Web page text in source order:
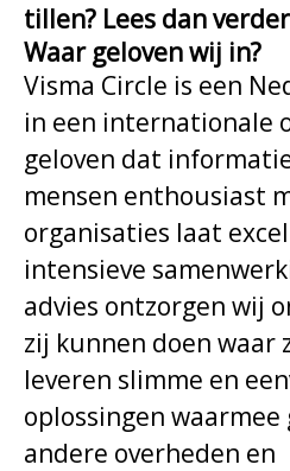
tillen? Lees dan
Waar geloven wij in?
Visma Circle is een
in een internationale
geloven dat
mensen enthousiast
organisaties laat
intensieve
advies ontzorgen wij
zij kunnen doen waar
leveren slimme en
oplossingen waarmee
andere overheden en